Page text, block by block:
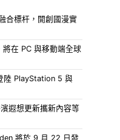
合標杆，開創國漫實
將在 PC 與移動端全球
陸 PlayStation 5 與
遐想更新攜新內容等
將於 9 月 22 日發